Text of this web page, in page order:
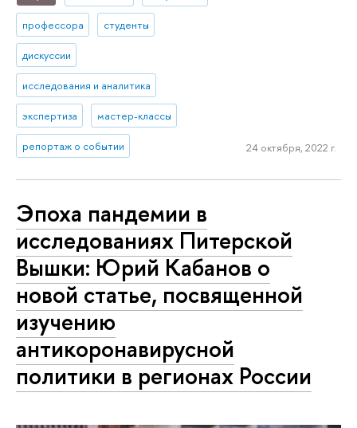
профессора студенты
дискуссии
исследования и аналитика
экспертиза мастер-классы
репортаж о событии 24 октября, 2022 г.
Эпоха пандемии в
исследованиях Питерской
Вышки: Юрий Кабанов о
новой статье, посвященной
изучению
антикоронавирусной
политики в регионах России